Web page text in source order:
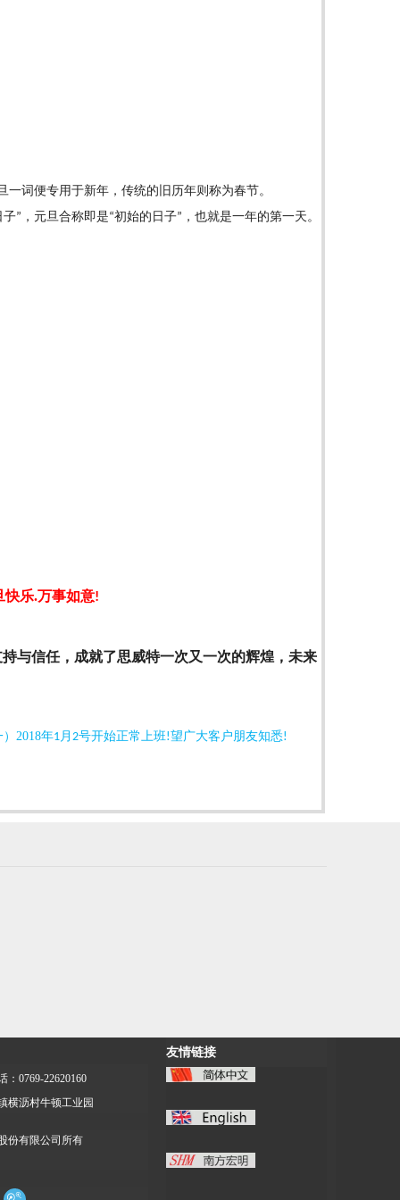
一词便专用于新年，传统的旧历年则称为春节。
子” ，元旦合称即是“初始的日子” ，也就是一年的第一天。
快乐.万事如意!
与信任，成就了思威特一次又一次的辉煌，未来
） 2018年1月 2号开始正常上班!望广大客户朋友知悉!
：0769-22620160
横沥村牛顿工业园
份有限公司所有
友情链接